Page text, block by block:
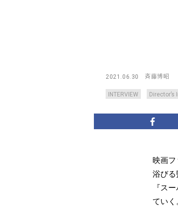
2021.06.30 斉藤博昭
INTERVIEW Director’s
映画フ
浴び
『ス
ていく